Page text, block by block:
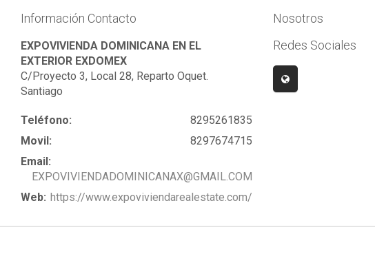
Información Contacto
EXPOVIVIENDA DOMINICANA EN EL
EXTERIOR EXDOMEX
C/Proyecto 3, Local 28, Reparto Oquet.
Santiago
Teléfono:
8295261835
Movil:
8297674715
Email:
EXPOVIVIENDADOMINICANAX@GMAIL.COM
Web: https://www.expoviviendarealestate.com/
Nosotros
Redes Sociales